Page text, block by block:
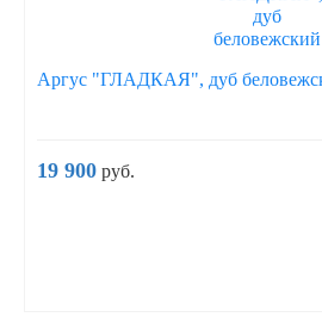
Аргус "ГЛАДКАЯ", дуб
19 900 руб.